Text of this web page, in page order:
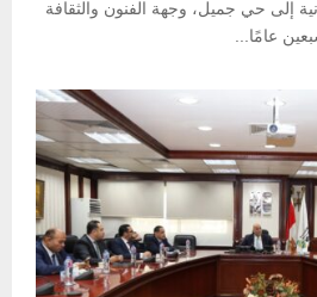
إلى حي جميل، وجهة الفنون والثقافة
عامًا...